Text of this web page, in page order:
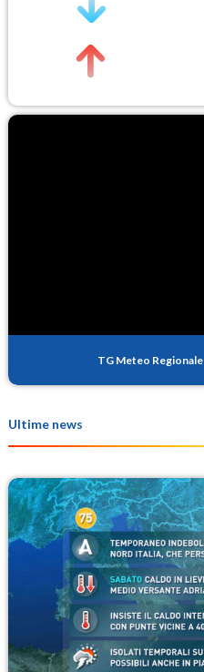
TG Meteo Regionale
Ultime news